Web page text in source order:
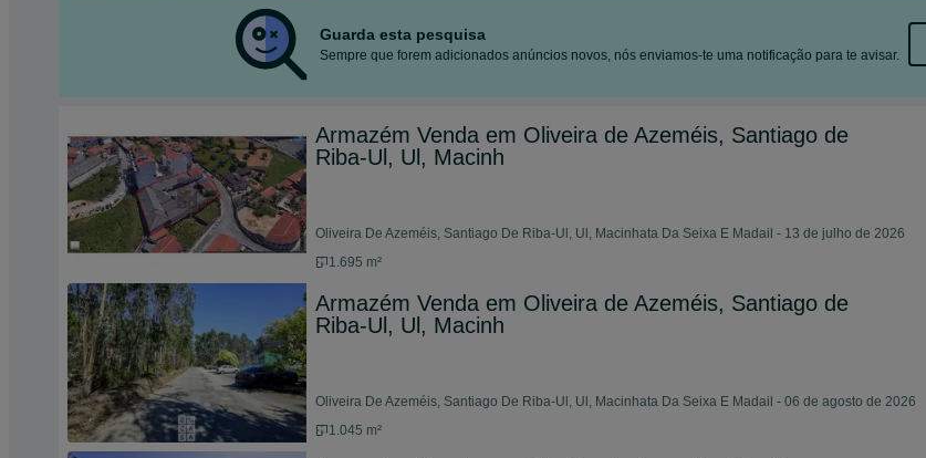
Guarda esta pesquisa
Sempre que forem adicionados anúncios novos, nós enviamos-te uma notificação para te avisar.
Armazém Venda em Oliveira de Azeméis, Santiago de
Riba-Ul, Ul, Macinh
Oliveira De Azeméis, Santiago De Riba-Ul, Ul, Macinhata Da Seixa E Madail - 13 de julho de 2026
1.695 m²
Armazém Venda em Oliveira de Azeméis, Santiago de
Riba-Ul, Ul, Macinh
Oliveira De Azeméis, Santiago De Riba-Ul, Ul, Macinhata Da Seixa E Madail - 06 de agosto de 2026
1.045 m²